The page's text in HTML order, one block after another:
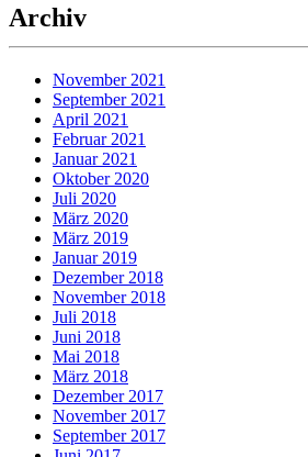
Archiv
November 2021
September 2021
April 2021
Februar 2021
Januar 2021
Oktober 2020
Juli 2020
März 2020
März 2019
Januar 2019
Dezember 2018
November 2018
Juli 2018
Juni 2018
Mai 2018
März 2018
Dezember 2017
November 2017
September 2017